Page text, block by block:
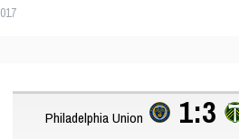
Philadelphia Union 1:3